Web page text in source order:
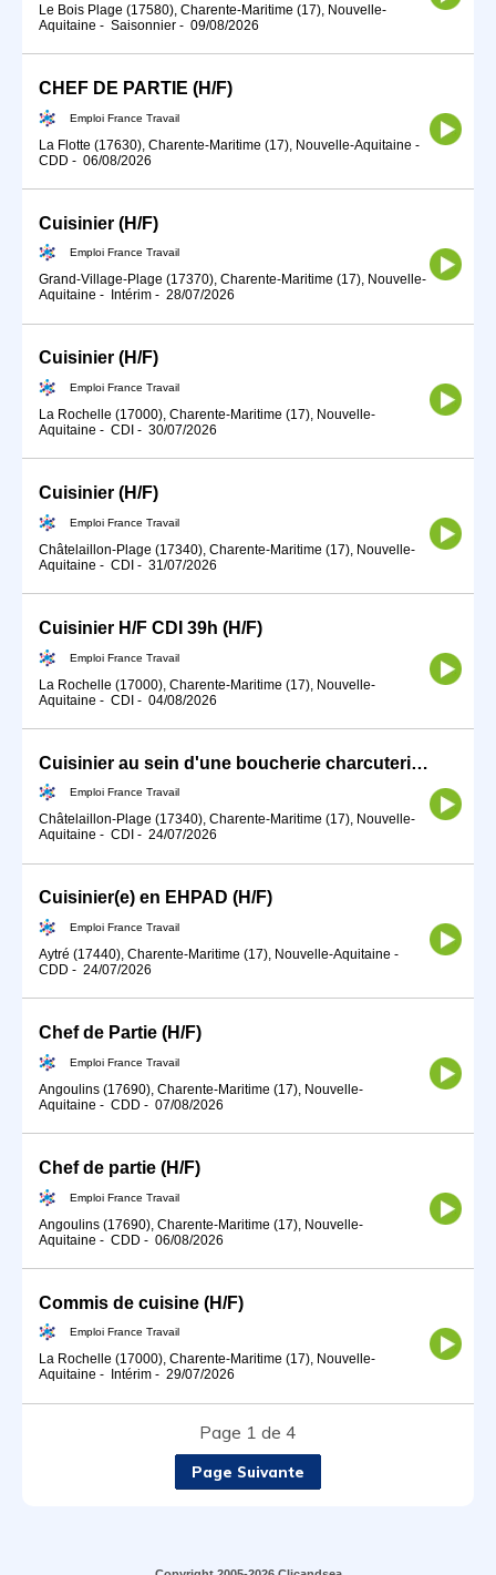
Le Bois Plage (17580), Charente-Maritime (17), Nouvelle-
Aquitaine - Saisonnier - 09/08/2026
CHEF DE PARTIE (H/F)
Emploi France Travail
La Flotte (17630), Charente-Maritime (17), Nouvelle-Aquitaine -
CDD - 06/08/2026
Cuisinier (H/F)
Emploi France Travail
Grand-Village-Plage (17370), Charente-Maritime (17), Nouvelle-
Aquitaine - Intérim - 28/07/2026
Cuisinier (H/F)
Emploi France Travail
La Rochelle (17000), Charente-Maritime (17), Nouvelle-
Aquitaine - CDI - 30/07/2026
Cuisinier (H/F)
Emploi France Travail
Châtelaillon-Plage (17340), Charente-Maritime (17), Nouvelle-
Aquitaine - CDI - 31/07/2026
Cuisinier H/F CDI 39h (H/F)
Emploi France Travail
La Rochelle (17000), Charente-Maritime (17), Nouvelle-
Aquitaine - CDI - 04/08/2026
Cuisinier au sein d'une boucherie charcuterie (H/F)
Emploi France Travail
Châtelaillon-Plage (17340), Charente-Maritime (17), Nouvelle-
Aquitaine - CDI - 24/07/2026
Cuisinier(e) en EHPAD (H/F)
Emploi France Travail
Aytré (17440), Charente-Maritime (17), Nouvelle-Aquitaine -
CDD - 24/07/2026
Chef de Partie (H/F)
Emploi France Travail
Angoulins (17690), Charente-Maritime (17), Nouvelle-
Aquitaine - CDD - 07/08/2026
Chef de partie (H/F)
Emploi France Travail
Angoulins (17690), Charente-Maritime (17), Nouvelle-
Aquitaine - CDD - 06/08/2026
Commis de cuisine (H/F)
Emploi France Travail
La Rochelle (17000), Charente-Maritime (17), Nouvelle-
Aquitaine - Intérim - 29/07/2026
Page 1 de 4
Page Suivante